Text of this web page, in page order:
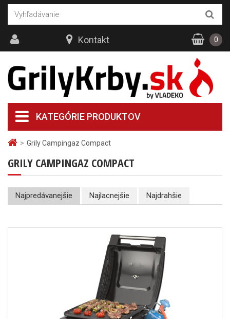
> Grily Campingaz Compact
GRILY CAMPINGAZ COMPACT
Najpredávanejšie Najlacnejšie Najdrahšie
KATEGÓRIE PRODUKTOV
Kontakt 0